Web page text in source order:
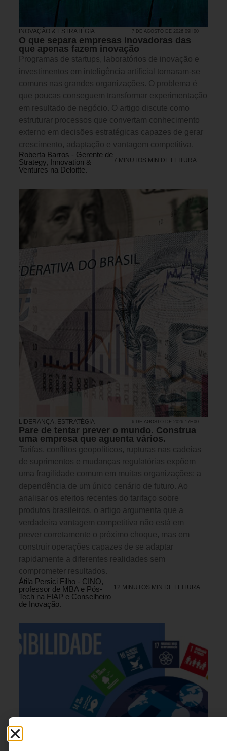
INOVAÇÃO & ESTRATÉGIA 7 DE AGOSTO DE 2026 09H00
O que separa empresas inovadoras das
que apenas fazem inovação
Programas de startups, laboratórios de inovação e
investimentos em inteligência artificial tornaram-se
comuns nas grandes organizações. O problema é
que poucas conseguem transformar experimentação
em resultado de negócio. O artigo discute como
estruturar processos que convertam conhecimento
externo em decisões estratégicas capazes de gerar
crescimento, adaptação e vantagem competitiva.
Roberta Barros - Gerente de
Strategy, Innovation &
Ventures na Deloitte.
7 MINUTOS MIN DE LEITURA
LIDERANÇA, ESTRATÉGIA 6 DE AGOSTO DE 2026 17H00
Pare de tentar prever o mundo. Construa
uma empresa que aguenta vários.
Tarifas, conflitos geopolíticos, rupturas nas cadeias
de suprimentos e mudanças regulatórias expõem
uma fragilidade comum em muitas organizações: a
dependência de um único cenário de futuro. Ao
analisar os efeitos recentes do tarifaço sobre
produtos brasileiros, o artigo argumenta que a
verdadeira vantagem competitiva não está em
prever corretamente o próximo choque, mas em
construir operações capazes de se adaptar
rapidamente a diferentes realidades sem
comprometer resultados.
Átila Persici Filho - CINO,
professor de MBA e Pós-
Tech na FIAP e Conselheiro
de Inovação.
12 MINUTOS MIN DE LEITURA